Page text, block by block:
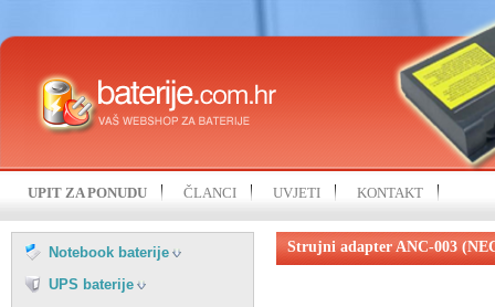
UPIT ZA PONUDU ČLANCI UVJETI KONTAKT
Notebook baterije
LENOVO
MITAC
MSI
SAMSUNG
SONY
TOSHIBA
UNIWILL
UPS baterije
FIRST POWER
OSTALI PROIZVOĐAČI
VISION
Strujni adapter ANC-003